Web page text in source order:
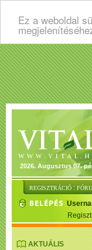
Ez a weboldal
2026. Augusztus 07.
REGISZTRÁCIÓ :
AKTUÁLIS